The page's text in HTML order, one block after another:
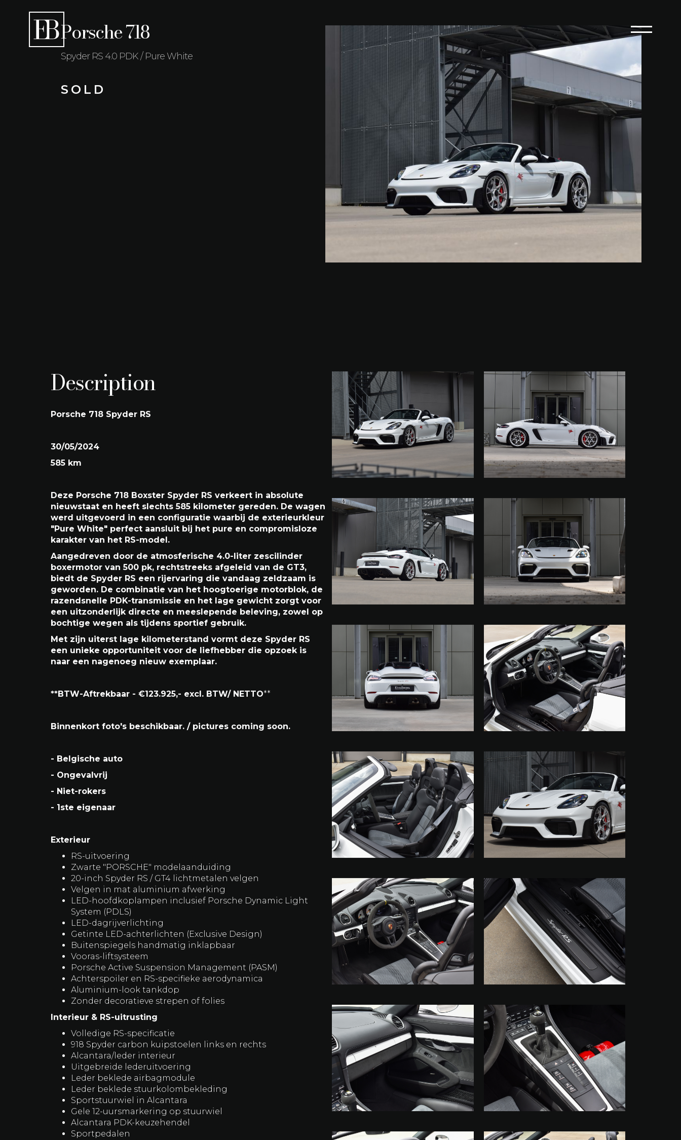
Porsche 718
Description
30/05/2024
585 km
Deze Porsche 718 Boxster Spyder RS verkeert in absolute
nieuwstaat en heeft slechts 585 kilometer gereden. De wagen
werd uitgevoerd in een configuratie waarbij de exterieurkleur
"Pure White" perfect aansluit bij het pure en compromisloze
karakter van het RS-model.
Aangedreven door de atmosferische 4.0-liter zescilinder
boxermotor van 500 pk, rechtstreeks afgeleid van de GT3,
biedt de Spyder RS een rijervaring die vandaag zeldzaam is
geworden. De combinatie van het hoogtoerige motorblok, de
razendsnelle PDK-transmissie en het lage gewicht zorgt voor
Met zijn uiterst lage kilometerstand vormt deze Spyder RS
naar een nagenoeg nieuw exemplaar.
**BTW-Aftrekbaar - €123.925,- excl. BTW/ NETTO
Binnenkort foto's beschikbaar. / pictures coming soon.
- Ongevalvrij
- Niet-rokers
- 1ste eigenaar
Exterieur
RS-uitvoering
Zwarte "PORSCHE" modelaanduiding
20-inch Spyder RS / GT4 lichtmetalen velgen
Velgen in mat aluminium afwerking
LED-hoofdkoplampen inclusief Porsche Dynamic Light
System (PDLS)
LED-dagrijverlichting
Getinte LED-achterlichten (Exclusive Design)
Buitenspiegels handmatig inklapbaar
Vooras-liftsysteem
Porsche Active Suspension Management (PASM)
Achterspoiler en RS-specifieke aerodynamica
Aluminium-look tankdop
Zonder decoratieve strepen of folies
Interieur & RS-uitrusting
Volledige RS-specificatie
918 Spyder carbon kuipstoelen links en rechts
Alcantara/leder interieur
Uitgebreide lederuitvoering
Leder beklede airbagmodule